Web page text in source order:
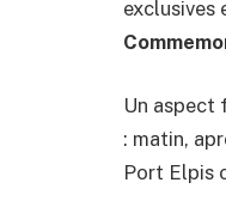
exclusives
Un aspect
: matin,
Port Elpis